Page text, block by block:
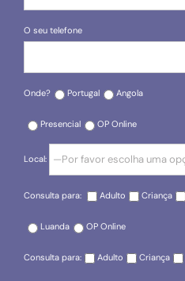
O seu telefone
Onde? Portugal Angola
Presencial OP Online
Local:
Consulta para: Adulto Criança
Luanda OP Online
Consulta para: Adulto Criança